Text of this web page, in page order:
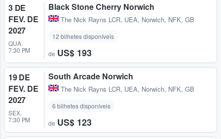
3 DE
FEV. DE
2027
QUA.
7:30 PM
Black Stone Cherry Norwich
The Nick Rayns LCR, UEA, Norwich, NFK, GB
12 bilhetes disponíveis
de US$ 193
19 DE
FEV. DE
2027
SEX.
7:30 PM
South Arcade Norwich
The Nick Rayns LCR, UEA, Norwich, NFK, GB
6 bilhetes disponíveis
de US$ 123